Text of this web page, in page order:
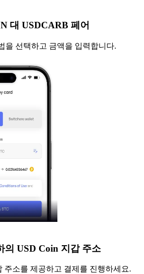
대 USDCARB 페어
을 선택하고 금액을 입력합니다.
의 USD Coin 지갑 주소
주소를 제공하고 결제를 진행하세요.